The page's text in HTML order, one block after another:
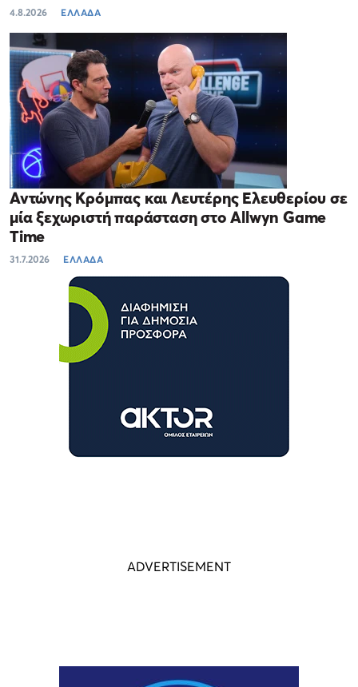
4.8.2026 ΕΛΛΑΔΑ
Αντώνης Κρόμπας και Λευτέρης Ελευθερίου σε
μία ξεχωριστή παράσταση στο Allwyn Game
Time
31.7.2026 ΕΛΛΑΔΑ